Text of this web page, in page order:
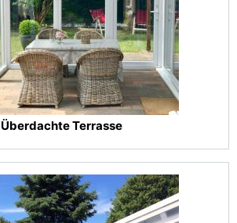
Überdachte Terrasse